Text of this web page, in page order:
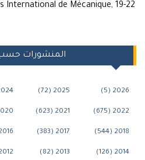
International de Mécanique, 19-
المنشورات حسب
2026 (5)
2025 (72)
2024 (364)
2022 (675)
2020 (448)